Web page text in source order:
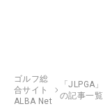
ゴルフ総
合サイト
ALBA Net
「JLPGA」
の記事一覧